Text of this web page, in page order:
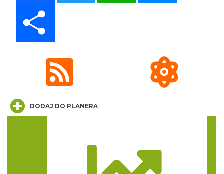
2026-09-20
Mozaika Folkloru II – Spotkanie trzech
kultur
DODAJ DO PLANERA